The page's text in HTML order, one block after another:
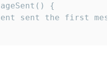
{
sent the first